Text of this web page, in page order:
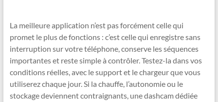
La meilleure application n’est pas forcément celle qui
promet le plus de fonctions : c’est celle qui enregistre sans
interruption sur votre téléphone, conserve les séquences
importantes et reste simple à contrôler. Testez-la dans vos
conditions réelles, avec le support et le chargeur que vous
utiliserez chaque jour. Si la chauffe, l’autonomie ou le
stockage deviennent contraignants, une dashcam dédiée